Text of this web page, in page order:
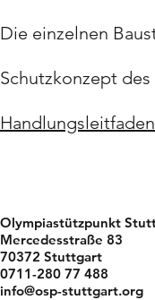
Die einzelnen
Schutzkonzept
Olympiastützpunkt
Mercedesstraße 83
70372 Stuttgart
0711-280 77 488
info@osp-stuttgart.org